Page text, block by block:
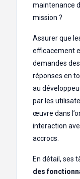
maintenance
mission ?
Assurer que
efficacement
demandes
réponses en
au
par les
œuvre dans
interaction
accrocs.
En détail, ses
des